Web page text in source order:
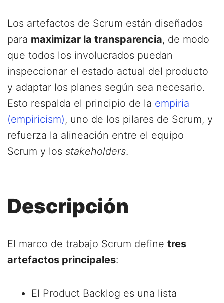
Los artefactos de Scrum están diseñados
para maximizar la transparencia, de modo
que todos los involucrados puedan
inspeccionar el estado actual del producto
y adaptar los planes según sea necesario.
Esto respalda el principio de la empiria
(empiricism), uno de los pilares de Scrum, y
refuerza la alineación entre el equipo
Scrum y los stakeholders.
Descripción
El marco de trabajo Scrum define tres
artefactos principales:
El Product Backlog es una lista